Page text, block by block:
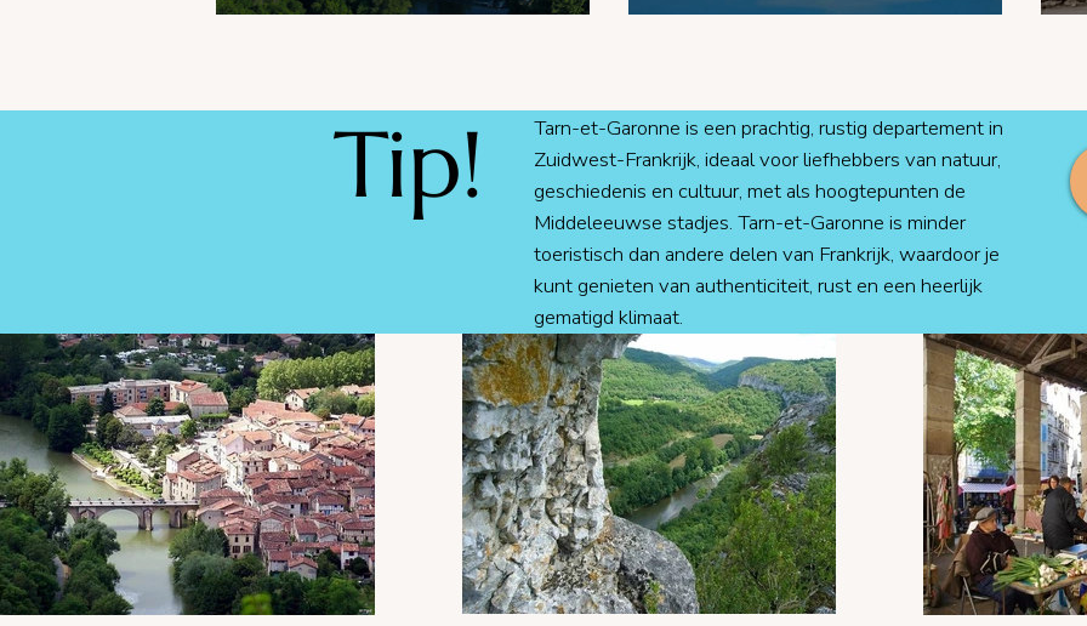
Tip!
Tarn-et-Garonne is een prachtig, rustig departement in
Zuidwest-Frankrijk, ideaal voor liefhebbers van natuur,
geschiedenis en cultuur, met als hoogtepunten de
Middeleeuwse stadjes. Tarn-et-Garonne is minder
toeristisch dan andere delen van Frankrijk, waardoor je
kunt genieten van authenticiteit, rust en een heerlijk
gematigd klimaat. ​